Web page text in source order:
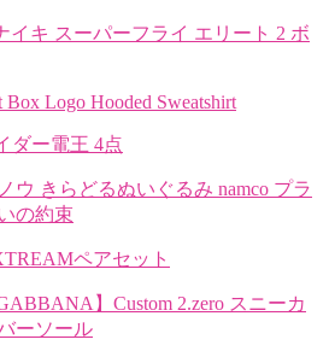
イキ スーパーフライ エリート 2 ボ
Box Logo Hooded Sweatshirt
ダー電王 4点
ウ きらどるぬいぐるみ namco プラ
の約束
ペアセット
】Custom 2.zero スニーカ
ーソール